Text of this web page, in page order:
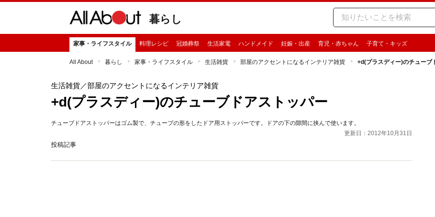
暮らし
家事・ライフスタイル 料理レシピ 冠婚葬祭 生活家電 ハンドメイド 妊娠・出産 育児・赤ちゃん 子育て・キッズ
All About 暮らし 家事・ライフスタイル 生活雑貨 部屋のアクセントになるインテリア雑貨 +d(プラスディー)のチューブ
生活雑貨／部屋のアクセントになるインテリア雑貨
+d(プラスディー)のチューブドアストッパー
チューブドアストッパーはゴム製で、チューブの形をしたドア用ストッパーです。ドアの下の隙間に挟んで使います。
更新日：2012年10月31日
投稿記事